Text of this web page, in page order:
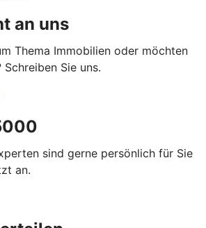
an uns
Thema Immobilien oder möchten
Sie uns.
sind gerne persönlich für Sie
an.